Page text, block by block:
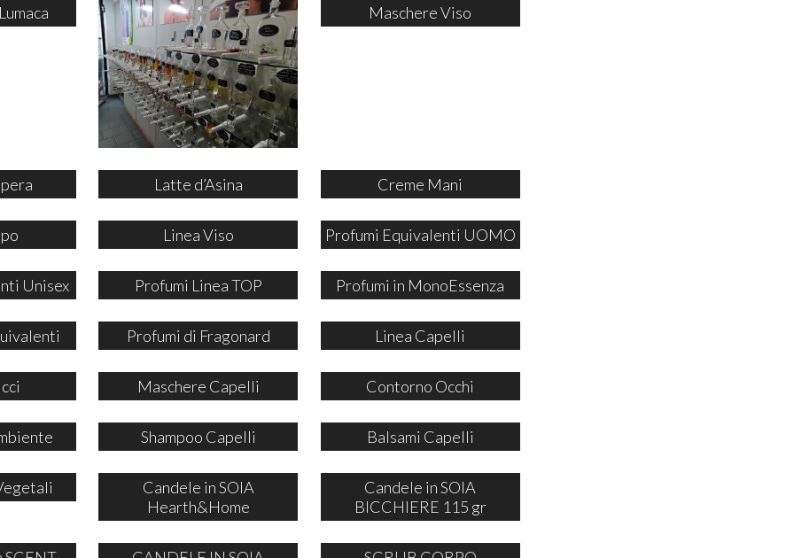
Maschere Viso
Latte d’Asina Creme Mani
Linea Viso Profumi Equivalenti UOMO
Unisex Profumi Linea TOP Profumi in MonoEssenza
Profumi di Fragonard Linea Capelli
Maschere Capelli Contorno Occhi
Shampoo Capelli Balsami Capelli
Candele in SOIA
Hearth&Home
Candele in SOIA
BICCHIERE 115 gr